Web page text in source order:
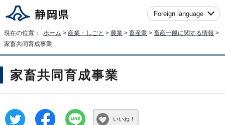
Foreign language
現在の位置： ホーム > 産業・しごと > 農業 > 畜産業 > 畜産一般に関する情報 >
家畜共同育成事業
家畜共同育成事業
いいね！